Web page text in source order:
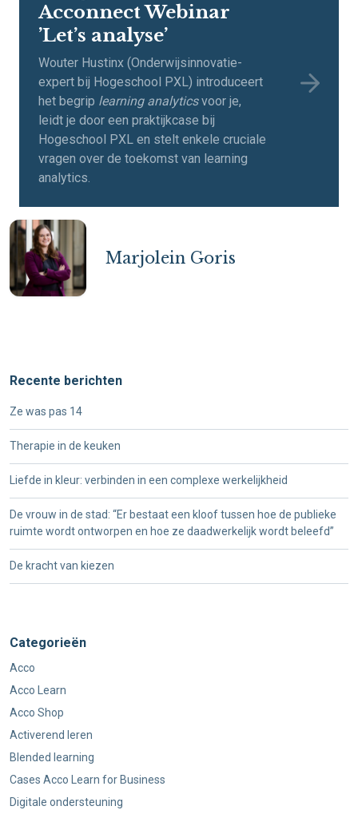
Acconnect Webinar
’Let’s analyse’
Wouter Hustinx (Onderwijsinnovatie-
expert bij Hogeschool PXL) introduceert
het begrip learning analyticsvoor je,
leidt je door een praktijkcase bij
Hogeschool PXL en stelt enkele cruciale
vragen over de toekomst van learning
analytics.
Marjolein Goris
Recente berichten
Ze was pas 14
Therapie in de keuken
Liefde in kleur: verbinden in een complexe werkelijkheid
De vrouw in de stad: “Er bestaat een kloof tussen hoe de publieke
ruimte wordt ontworpen en hoe ze daadwerkelijk wordt beleefd”
De kracht van kiezen
Categorieën
Acco
Acco Learn
Acco Shop
Activerend leren
Blended learning
Cases Acco Learn for Business
Digitale ondersteuning